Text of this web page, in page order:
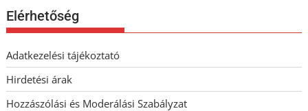
Elérhetőség
Adatkezelési tájékoztató
Hirdetési árak
Hozzászólási és Moderálási Szabályzat